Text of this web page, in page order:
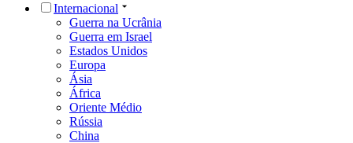
Internacional
Guerra na Ucrânia
Guerra em Israel
Estados Unidos
Europa
Ásia
África
Oriente Médio
Rússia
China